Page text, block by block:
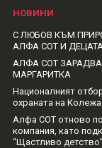
НОВИНИ
С ЛЮБОВ КЪМ
АЛФА СОТ И
АЛФА СОТ
МАРГАРИТКА
Националният
охраната на Колежа
Алфа СОТ отново
компания, като
“Щастливо детство”